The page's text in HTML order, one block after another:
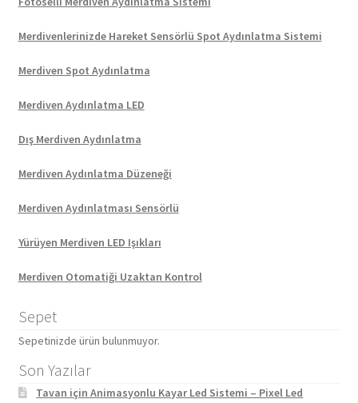
Merdivenlerinizde Hareket Sensörlü Spot Aydınlatma Sistemi
Merdiven Spot Aydınlatma
Merdiven Aydınlatma LED
Dış Merdiven Aydınlatma
Merdiven Aydınlatma Düzeneği
Merdiven Aydınlatması Sensörlü
Yürüyen Merdiven LED Işıkları
Merdiven Otomatiği Uzaktan Kontrol
Sepet
Sepetinizde ürün bulunmuyor.
Son Yazılar
Tavan için Animasyonlu Kayar Led Sistemi – Pixel Led